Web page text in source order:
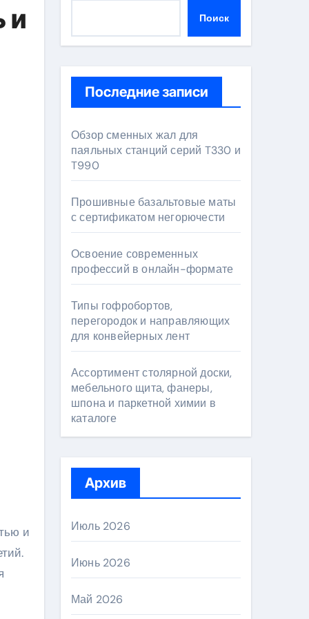
и
и
Поиск
Последние записи
Обзор сменных жал для
паяльных станций серий T330 и
T990
Прошивные базальтовые маты
с сертификатом негорючести
Освоение современных
профессий в онлайн-формате
Типы гофробортов,
перегородок и направляющих
для конвейерных лент
Ассортимент столярной доски,
мебельного щита, фанеры,
шпона и паркетной химии в
каталоге
Архив
Июль 2026
Июнь 2026
Май 2026